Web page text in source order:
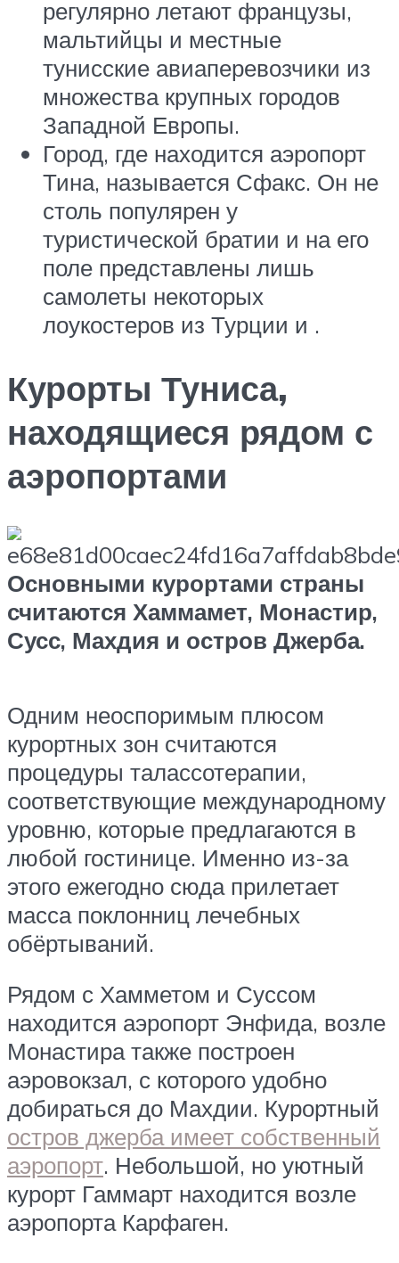
регулярно летают французы,
мальтийцы и местные
тунисские авиаперевозчики из
множества крупных городов
Западной Европы.
Город, где находится аэропорт
Тина, называется Сфакс. Он не
столь популярен у
туристической братии и на его
поле представлены лишь
самолеты некоторых
лоукостеров из Турции и .
Курорты Туниса,
находящиеся рядом с
аэропортами
Основными курортами страны
считаются Хаммамет, Монастир,
Сусс, Махдия и остров Джерба.
Одним неоспоримым плюсом
курортных зон считаются
процедуры талассотерапии,
соответствующие международному
уровню, которые предлагаются в
любой гостинице. Именно из-за
этого ежегодно сюда прилетает
масса поклонниц лечебных
обёртываний.
Рядом с Хамметом и Суссом
находится аэропорт Энфида, возле
Монастира также построен
аэровокзал, с которого удобно
добираться до Махдии. Курортный
остров джерба имеет собственный
аэропорт. Небольшой, но уютный
курорт Гаммарт находится возле
аэропорта Карфаген.